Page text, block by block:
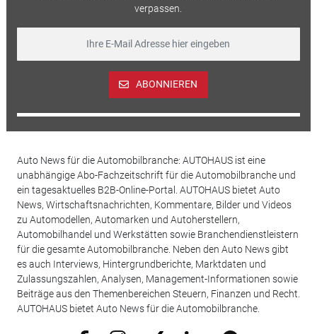
verpassen.
ABONNIEREN
Auto News für die Automobilbranche: AUTOHAUS ist eine
unabhängige Abo-Fachzeitschrift für die Automobilbranche und
ein tagesaktuelles B2B-Online-Portal. AUTOHAUS bietet Auto
News, Wirtschaftsnachrichten, Kommentare, Bilder und Videos
zu Automodellen, Automarken und Autoherstellern,
Automobilhandel und Werkstätten sowie Branchendienstleistern
für die gesamte Automobilbranche. Neben den Auto News gibt
es auch Interviews, Hintergrundberichte, Marktdaten und
Zulassungszahlen, Analysen, Management-Informationen sowie
Beiträge aus den Themenbereichen Steuern, Finanzen und Recht.
AUTOHAUS bietet Auto News für die Automobilbranche.